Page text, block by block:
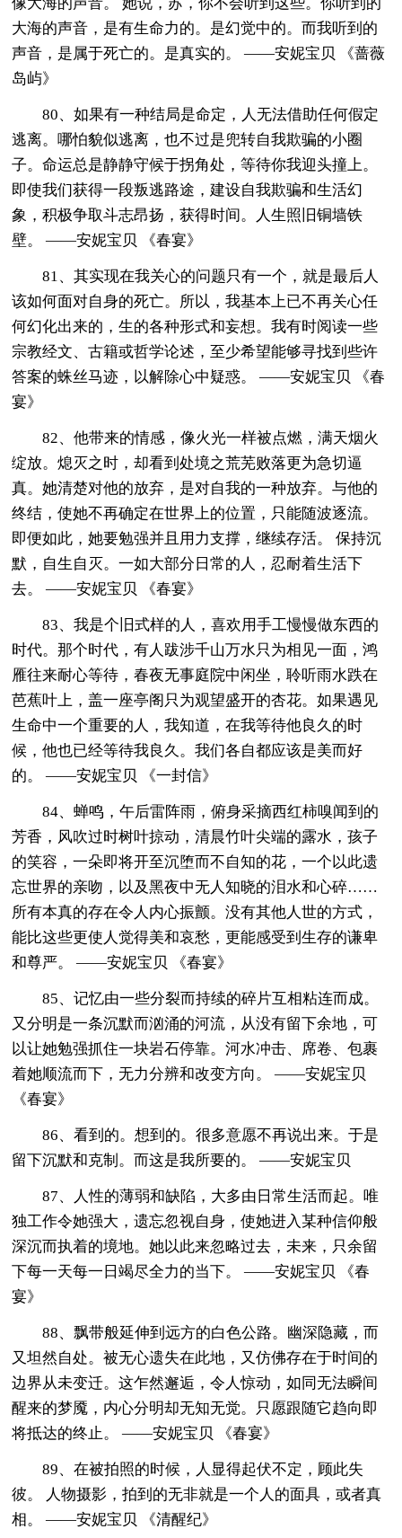
大海的声音，是有生命力的。是幻觉中的。而我听到的
声音，是属于死亡的。是真实的。 ——安妮宝贝 《蔷薇
岛屿》
80、如果有一种结局是命定，人无法借助任何假定
逃离。哪怕貌似逃离，也不过是兜转自我欺骗的小圈
子。命运总是静静守候于拐角处，等待你我迎头撞上。
即使我们获得一段叛逃路途，建设自我欺骗和生活幻
象，积极争取斗志昂扬，获得时间。人生照旧铜墙铁
壁。 ——安妮宝贝 《春宴》
81、其实现在我关心的问题只有一个，就是最后人
该如何面对自身的死亡。所以，我基本上已不再关心任
何幻化出来的，生的各种形式和妄想。我有时阅读一些
宗教经文、古籍或哲学论述，至少希望能够寻找到些许
答案的蛛丝马迹，以解除心中疑惑。 ——安妮宝贝 《春
宴》
82、他带来的情感，像火光一样被点燃，满天烟火
绽放。熄灭之时，却看到处境之荒芜败落更为急切逼
真。她清楚对他的放弃，是对自我的一种放弃。与他的
终结，使她不再确定在世界上的位置，只能随波逐流。
即便如此，她要勉强并且用力支撑，继续存活。 保持沉
默，自生自灭。一如大部分日常的人，忍耐着生活下
去。 ——安妮宝贝 《春宴》
83、我是个旧式样的人，喜欢用手工慢慢做东西的
时代。那个时代，有人跋涉千山万水只为相见一面，鸿
雁往来耐心等待，春夜无事庭院中闲坐，聆听雨水跌在
芭蕉叶上，盖一座亭阁只为观望盛开的杏花。如果遇见
生命中一个重要的人，我知道，在我等待他良久的时
候，他也已经等待我良久。我们各自都应该是美而好
的。 ——安妮宝贝 《一封信》
84、蝉鸣，午后雷阵雨，俯身采摘西红柿嗅闻到的
芳香，风吹过时树叶掠动，清晨竹叶尖端的露水，孩子
的笑容，一朵即将开至沉堕而不自知的花，一个以此遗
忘世界的亲吻，以及黑夜中无人知晓的泪水和心碎……
所有本真的存在令人内心振颤。没有其他人世的方式，
能比这些更使人觉得美和哀愁，更能感受到生存的谦卑
和尊严。 ——安妮宝贝 《春宴》
85、记忆由一些分裂而持续的碎片互相粘连而成。
又分明是一条沉默而汹涌的河流，从没有留下余地，可
以让她勉强抓住一块岩石停靠。河水冲击、席卷、包裹
着她顺流而下，无力分辨和改变方向。 ——安妮宝贝
《春宴》
86、看到的。想到的。很多意愿不再说出来。于是
留下沉默和克制。而这是我所要的。 ——安妮宝贝
87、人性的薄弱和缺陷，大多由日常生活而起。唯
独工作令她强大，遗忘忽视自身，使她进入某种信仰般
深沉而执着的境地。她以此来忽略过去，未来，只余留
下每一天每一日竭尽全力的当下。 ——安妮宝贝 《春
宴》
88、飘带般延伸到远方的白色公路。幽深隐藏，而
又坦然自处。被无心遗失在此地，又仿佛存在于时间的
边界从未变迁。这乍然邂逅，令人惊动，如同无法瞬间
醒来的梦魇，内心分明却无知无觉。只愿跟随它趋向即
将抵达的终止。 ——安妮宝贝 《春宴》
89、在被拍照的时候，人显得起伏不定，顾此失
彼。 人物摄影，拍到的无非就是一个人的面具，或者真
相。 ——安妮宝贝 《清醒纪》